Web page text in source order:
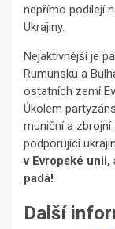
nepřímo podílejí
Ukrajiny.
Nejaktivnější je
Rumunsku a
ostatních zemí
Úkolem
muniční a zbrojní
podporující
v Evropské unii,
padá!
Další